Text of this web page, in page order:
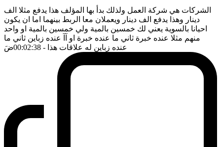
الشركات هي شركة العمل ولذلك بدأ بها المؤلف هذا يدفع مثلا الف
دينار وهذا يدفع الف دينار ويعملان معا الربط بينهما اما ان يكون
احيانا بالسوية يعني لك خمسين بالمية ولي خمسين بالمية او واحد
منهم مثلا عنده خبرة ثاني ما عنده خبرة او آآ عنده زباين ثاني ما
عنده زباين له علاقات هذا - 00:02:38 ضَ